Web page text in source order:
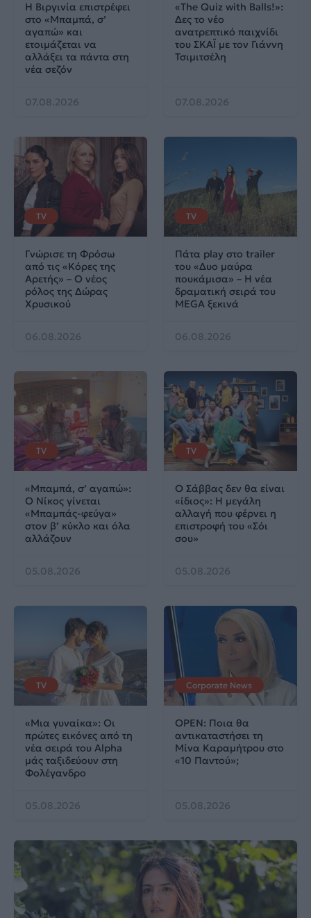
Η Βιργινία επιστρέφει
στο «Μπαμπά, σ’
αγαπώ» και
ετοιμάζεται να
αλλάξει τα πάντα στη
νέα σεζόν
07.08.2026
«The Quiz with Balls!»:
Δες το νέο
ανατρεπτικό παιχνίδι
του ΣΚΑΪ με τον Γιάννη
Τσιμιτσέλη
07.08.2026
TV
Γνώρισε τη Φρόσω
από τις «Κόρες της
Αρετής» – Ο νέος
ρόλος της Δώρας
Χρυσικού
06.08.2026
TV
Πάτα play στο trailer
του «Δυο μαύρα
πουκάμισα» – Η νέα
δραματική σειρά του
MEGA ξεκινά
06.08.2026
TV
«Μπαμπά, σ’ αγαπώ»:
Ο Νίκος γίνεται
«Μπαμπάς-φεύγα»
στον β’ κύκλο και όλα
αλλάζουν
05.08.2026
TV
Ο Σάββας δεν θα είναι
«ίδιος»: Η μεγάλη
αλλαγή που φέρνει η
επιστροφή του «Σόι
σου»
05.08.2026
TV
«Μια γυναίκα»: Οι
πρώτες εικόνες από τη
νέα σειρά του Alpha
μάς ταξιδεύουν στη
Φολέγανδρο
05.08.2026
Corporate News
OPEN: Ποια θα
αντικαταστήσει τη
Μίνα Καραμήτρου στο
«10 Παντού»;
05.08.2026